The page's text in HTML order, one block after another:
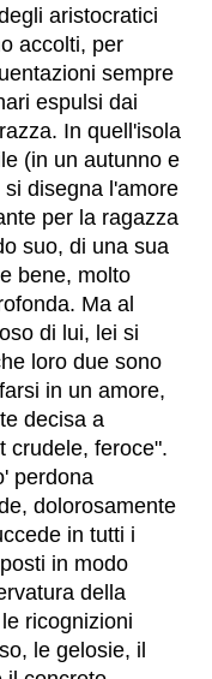
aristocratici
accolti, per
sempre
espulsi dai
In quell'isola
(in un autunno e
disegna l'amore
per la ragazza
suo, di una sua
bene, molto
Ma al
di lui, lei si
loro due sono
in un amore,
decisa a
crudele, feroce".
perdona
dolorosamente
in tutti i
in modo
della
ricognizioni
le gelosie, il